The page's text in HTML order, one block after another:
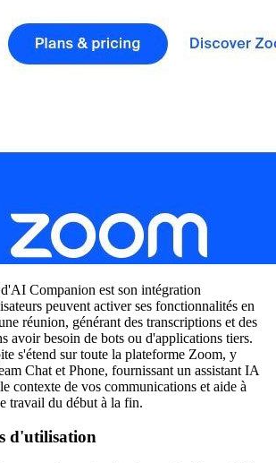
Companion est son intégration
peuvent activer ses fonctionnalités en
réunion, générant des transcriptions et des
avoir besoin de bots ou d'applications tiers.
s'étend sur toute la plateforme Zoom, y
Chat et Phone, fournissant un assistant IA
contexte de vos communications et aide à
travail du début à la fin.
d'utilisation